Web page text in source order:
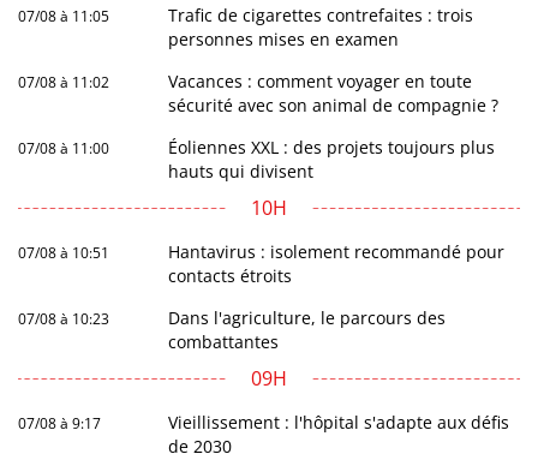
07/08 à 11:05
Trafic de cigarettes contrefaites : trois
personnes mises en examen
07/08 à 11:02
Vacances : comment voyager en toute
sécurité avec son animal de compagnie ?
07/08 à 11:00
Éoliennes XXL : des projets toujours plus
hauts qui divisent
10H
07/08 à 10:51
Hantavirus : isolement recommandé pour
contacts étroits
07/08 à 10:23
Dans l'agriculture, le parcours des
combattantes
09H
07/08 à 9:17
Vieillissement : l'hôpital s'adapte aux défis
de 2030